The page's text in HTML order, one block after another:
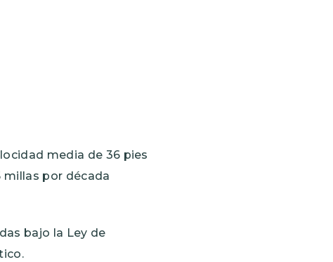
media de 36 pies
millas por década
bajo la Ley de